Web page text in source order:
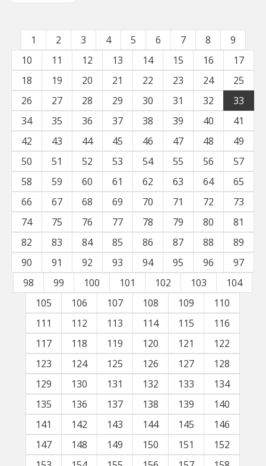
1 2 3 4 5 6 7 8
9
10
11 12 13 14 15 16
17
18
19 20 21 22 23 24
25
26
27 28 29 30 31 32
33
34
35 36 37 38 39 40
41
42
43 44 45 46 47 48
49
50
51 52 53 54 55 56
57
58
59 60 61 62 63 64
65
66
67 68 69 70 71 72
73
74
75 76 77 78 79 80
81
82
83 84 85 86 87 88
89
90
91 92 93 94 95 96
97
98
99 100 101 102 103
104
105
106 107 108 109
110
111
112 113 114 115
116
117
118 119 120 121
122
123
124 125 126 127
128
129
130 131 132 133
134
135
136 137 138 139
140
141
142 143 144 145
146
147
148 149 150 151
152